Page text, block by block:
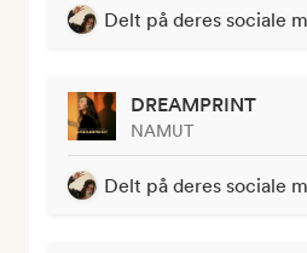
Delt på deres sociale
DREAMPRINT
NAMUT
Delt på deres sociale